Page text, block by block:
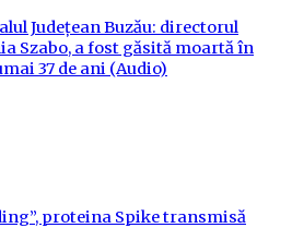
Județean Buzău: directorul
Szabo, a fost găsită moartă în
37 de ani (Audio)
proteina Spike transmisă